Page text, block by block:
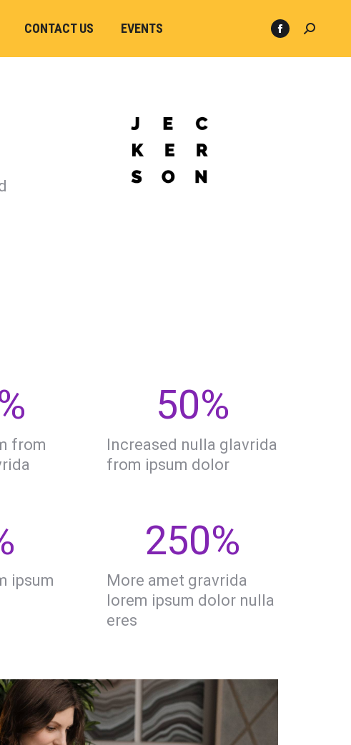
CONTACT US EVENTS
from
Increased nulla glavrida
from ipsum dolor
50%
ipsum
More amet gravrida
lorem ipsum dolor nulla
eres
250%